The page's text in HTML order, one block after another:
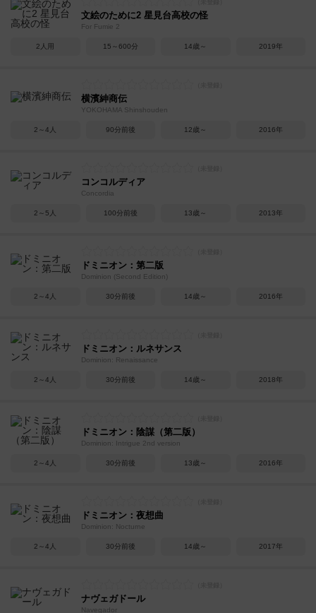
文絵のために2 星見台高校の怪
For Fumie 2
2人用 15～600分 14歳～ 2019年
横濱紳商伝
YOKOHAMA Shinshouden
2～4人 90分前後 12歳～ 2016年
コンコルディア
Concordia
2～5人 100分前後 13歳～ 2013年
ドミニオン：第二版
Dominion (Second Edition)
2～4人 30分前後 14歳～ 2016年
ドミニオン：ルネサンス
Dominion: Renaissance
2～4人 30分前後 14歳～ 2018年
ドミニオン：陰謀（第二版）
Dominion: Intrigue 2nd version
2～4人 30分前後 13歳～ 2016年
ドミニオン：夜想曲
Dominion: Nocturne
2～4人 30分前後 14歳～ 2017年
ナヴェガドール
Navegador